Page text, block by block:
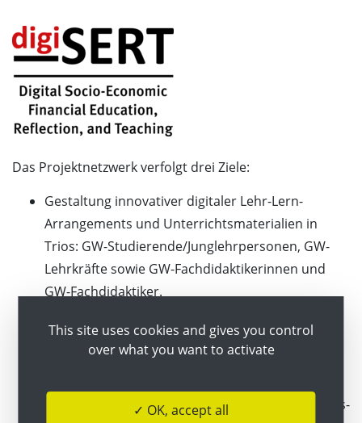
Das Projektnetzwerk verfolgt drei Ziele:
Gestaltung innovativer digitaler Lehr-Lern-
Arrangements und Unterrichtsmaterialien in
Trios: GW-Studierende/Junglehrpersonen, GW-
Lehrkräfte sowie GW-Fachdidaktikerinnen und
GW-Fachdidaktiker.
den GW-Unterricht an Schulen mit dem
Schwerpunkt Finanzbildung.
Begleitforschung und Publikation der Forschungs-
This site uses cookies and gives you control
over what you want to activate
✓ OK, accept all